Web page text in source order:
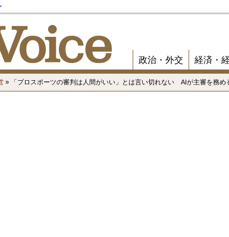
政治・外交 経済・
» 「プロスポーツの審判は人間がいい」とは言い切れない AIが主審を務め